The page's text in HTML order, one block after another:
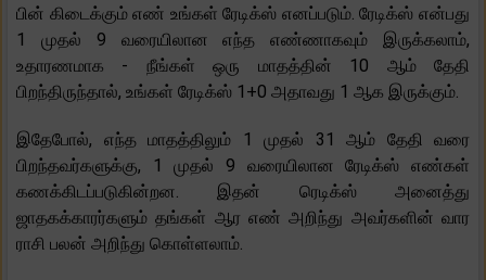
பின் கிடைக்கும் எண் உங்கள் ரேடிக்ஸ் எனப்படும். ரேடிக்ஸ் என்பது
1 முதல் 9 வரையிலான எந்த எண்ணாகவும் இருக்கலாம்,
உதாரணமாக - நீங்கள் ஒரு மாதத்தின் 10 ஆம் தேதி
பிறந்திருந்தால், உங்கள் ரேடிக்ஸ் 1+0 அதாவது 1 ஆக இருக்கும்.
இதேபோல், எந்த மாதத்திலும் 1 முதல் 31 ஆம் தேதி வரை
பிறந்தவர்களுக்கு, 1 முதல் 9 வரையிலான ரேடிக்ஸ் எண்கள்
கணக்கிடப்படுகின்றன. இதன் ரெடிக்ஸ் அனைத்து
ஜாதகக்காரர்களும் தங்கள் ஆர எண் அறிந்து அவர்களின் வார
ராசி பலன் அறிந்து கொள்ளலாம்.